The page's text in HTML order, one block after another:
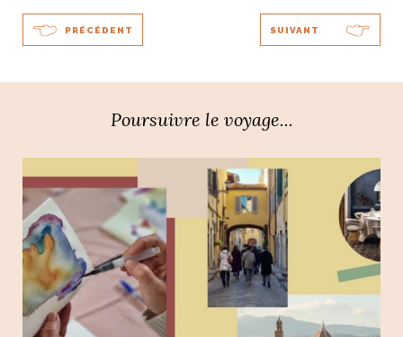
PRÉCÉDENT SUIVANT
Poursuivre le voyage...